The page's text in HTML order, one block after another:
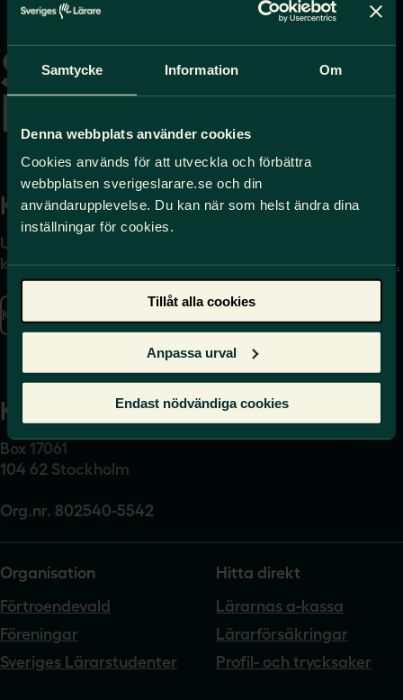
Samtycke Information Om
Denna webbplats använder cookies
Cookies används för att utveckla och förbättra
webbplatsen sverigeslarare.se och din
användarupplevelse. Du kan när som helst ändra dina
inställningar för cookies.
Tillåt alla cookies
Anpassa urval
Endast nödvändiga cookies
startsidan
Kontakta
Uppgifter om hur du
kontaktar oss finns här.
Kontakta oss
Press
på press@sverigeslarare.
se
Presskontakt
Kansli
Box 17061
104 62 Stockholm
Org.nr. 802540-5542
Organisation
Förtroendevald
Föreningar
Sveriges Lärarstudenter
Hitta direkt
Lärarnas a-kassa
Lärarförsäkringar
Profil- och trycksaker